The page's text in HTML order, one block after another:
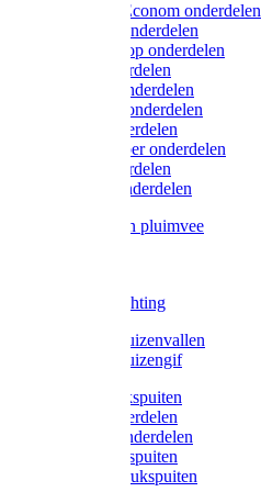
Aesculap/Econom onderdelen
Hauptner onderdelen
Lister/Liscop onderdelen
Eider onderdelen
Heiniger onderdelen
Constanta onderdelen
Moser onderdelen
Farm Clipper onderdelen
Oster onderdelen
TailWell onderdelen
Voerbakken pluimvee
LED verlichting
Ratten / Muizenvallen
Ratten / Muizengif
Gloria drukspuiten
Gloria onderdelen
Gardena onderdelen
Dario drukspuiten
Gardena drukspuiten